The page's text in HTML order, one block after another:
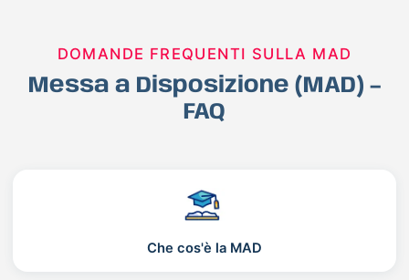
DOMANDE FREQUENTI SULLA MAD
Messa a Disposizione (MAD) –
FAQ
Che cos'è la MAD